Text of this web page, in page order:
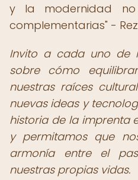
y la modernidad no
complementarias" -
Invito a cada uno de
sobre cómo
nuestras raíces
nuevas ideas y
historia de la imprenta
y permitamos que
armonía entre el
nuestras propias vidas.